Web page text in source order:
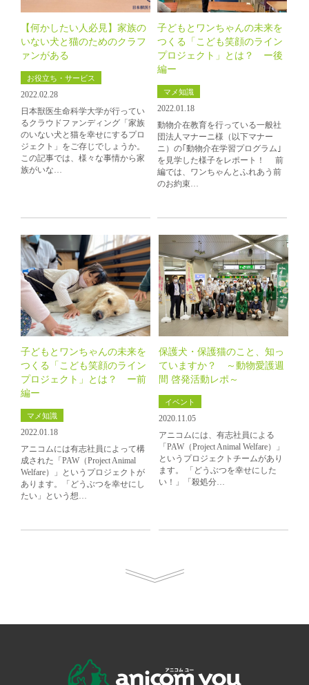
【何かしたい人必見】家族の
いない犬と猫のためのクラフ
ァンがある
お役立ち・サービス
2022.02.28
日本獣医生命科学大学が行ってい
るクラウドファンディング「家族
のいない犬と猫を幸せにするプロ
ジェクト」をご存じでしょうか。
この記事では、様々な事情から家
族がいな…
子どもとワンちゃんの未来を
つくる「こども笑顔のライン
プロジェクト」とは？ ー後
編ー
マメ知識
2022.01.18
動物介在教育を行っている一般社
団法人マナーニ様（以下マナー
ニ）の｢動物介在学習プログラム｣
を見学した様子をレポート！ 前
編では、ワンちゃんとふれあう前
のお約束…
子どもとワンちゃんの未来を
つくる「こども笑顔のライン
プロジェクト」とは？ ー前
編ー
マメ知識
2022.01.18
アニコムには有志社員によって構
成された「PAW（Project Animal
Welfare）」というプロジェクトが
あります。「どうぶつを幸せにし
たい」という想…
保護犬・保護猫のこと、知っ
ていますか？ ～動物愛護週
間 啓発活動レポ～
イベント
2020.11.05
アニコムには、有志社員による
「PAW（Project Animal Welfare）」
というプロジェクトチームがあり
ます。 「どうぶつを幸せにした
い！」「殺処分…